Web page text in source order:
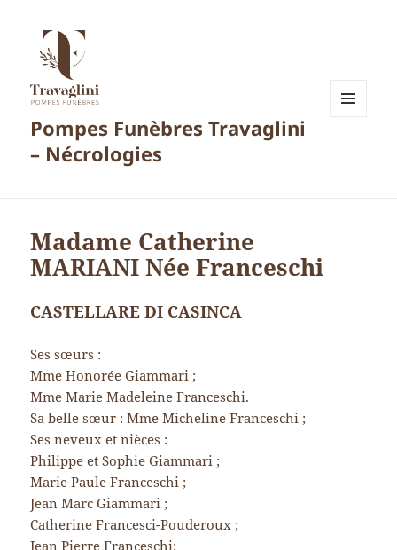
Pompes Funèbres Travaglini
– Nécrologies
Madame Catherine
MARIANI Née Franceschi
CASTELLARE DI CASINCA
Ses sœurs :
Mme Honorée Giammari ;
Mme Marie Madeleine Franceschi.
Sa belle sœur : Mme Micheline Franceschi ;
Ses neveux et nièces :
Philippe et Sophie Giammari ;
Marie Paule Franceschi ;
Jean Marc Giammari ;
Catherine Francesci-Pouderoux ;
Jean Pierre Franceschi;